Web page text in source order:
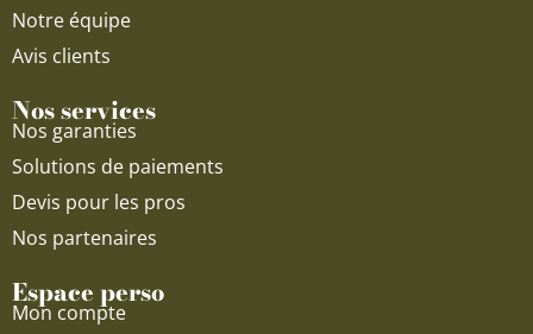
Notre équipe
Avis clients
Nos services
Nos garanties
Solutions de paiements
Devis pour les pros
Nos partenaires
Espace perso
Mon compte